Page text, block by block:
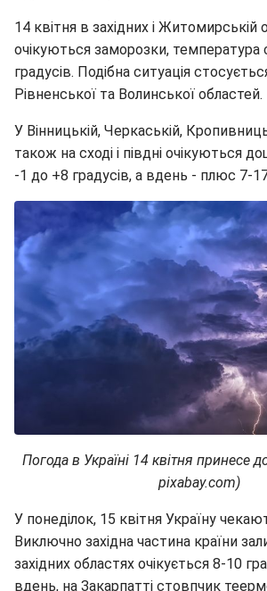
14 квітня в західних і Житомирській
очікуються заморозки, температура
градусів. Подібна ситуація
Рівненської та Волинської областей.
У Вінницькій, Черкаській,
також на сході і півдні очікуються
-1 до +8 градусів, а вдень - плюс 7-17
Погода в Україні 14 квітня принесе
pixabay.com)
У понеділок, 15 квітня Україну
Виключно західна частина країни
західних областях очікується 8-10
вдень, на Закарпатті стовпчик